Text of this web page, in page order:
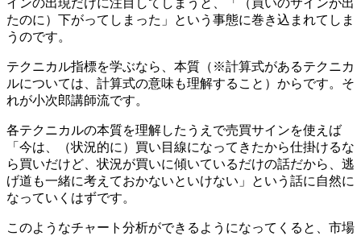
インの出現だけに注目してしまうと、「（買いのサインが出
たのに）下がってしまった」という事態に巻き込まれてしま
うのです。
テクニカル指標を学ぶなら、本質（※計算式があるテクニカ
ルについては、計算式の意味も理解すること）からです。そ
れが小次郎講師流です。
各テクニカルの本質を理解したうえで売買サインを使えば
「今は、（状況的に）買い目線になってきたから仕掛けるな
ら買いだけど、状況が買いに傾いているだけの話だから、逃
げ道も一緒に考えておかないといけない」という話に自然に
なっていくはずです。
このようなチャート分析ができるようになってくると、市場